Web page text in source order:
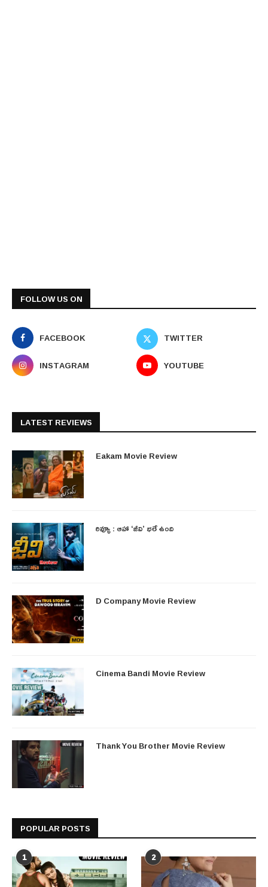
FOLLOW US ON
FACEBOOK
TWITTER
INSTAGRAM
YOUTUBE
LATEST REVIEWS
Eakam Movie Review
రివ్యూ : ఆహా ‘జీవి’ భలే ఉంది
D Company Movie Review
Cinema Bandi Movie Review
Thank You Brother Movie Review
POPULAR POSTS
1 2